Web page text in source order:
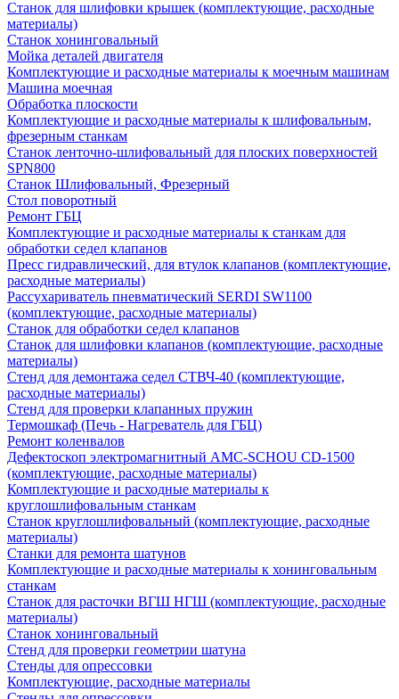
Станок для шлифовки крышек (комплектующие, расходные
материалы)
Станок хонинговальный
Мойка деталей двигателя
Комплектующие и расходные материалы к моечным машинам
Машина моечная
Обработка плоскости
Комплектующие и расходные материалы к шлифовальным,
фрезерным станкам
Станок ленточно-шлифовальный для плоских поверхностей
SPN800
Станок Шлифовальный, Фрезерный
Стол поворотный
Ремонт ГБЦ
Комплектующие и расходные материалы к станкам для
обработки седел клапанов
Пресс гидравлический, для втулок клапанов (комплектующие,
расходные материалы)
Рассухариватель пневматический SERDI SW1100
(комплектующие, расходные материалы)
Станок для обработки седел клапанов
Станок для шлифовки клапанов (комплектующие, расходные
материалы)
Стенд для демонтажа седел СТВЧ-40 (комплектующие,
расходные материалы)
Стенд для проверки клапанных пружин
Термошкаф (Печь - Нагреватель для ГБЦ)
Ремонт коленвалов
Дефектоскоп электромагнитный AMC-SCHOU CD-1500
(комплектующие, расходные материалы)
Комплектующие и расходные материалы к
круглошлифовальным станкам
Станок круглошлифовальный (комплектующие, расходные
материалы)
Станки для ремонта шатунов
Комплектующие и расходные материалы к хонинговальным
станкам
Станок для расточки ВГШ НГШ (комплектующие, расходные
материалы)
Станок хонинговальный
Стенд для проверки геометрии шатуна
Стенды для опрессовки
Комплектующие, расходные материалы